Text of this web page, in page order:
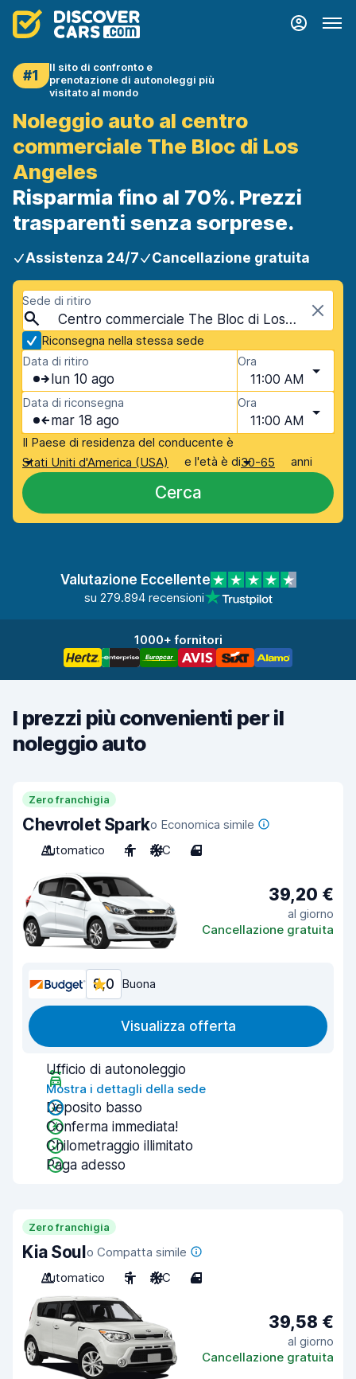
#1
Il sito di confronto e
prenotazione di autonoleggi più
visitato al mondo
Noleggio auto al centro
commerciale The Bloc di Los
Angeles
Risparmia fino al 70%. Prezzi
trasparenti senza sorprese.
Assistenza 24/7 Cancellazione gratuita
Sede di ritiro
Centro commerciale The Bloc di Los Angeles, Los Angeles, USA - California
Riconsegna nella stessa sede
Data di ritiro
lun 10 ago
Ora
11:00 AM
Data di riconsegna
mar 18 ago
Ora
11:00 AM
Il Paese di residenza del conducente è
Stati Uniti d'America (USA)
e l'età è di30-65 anni
Cerca
Valutazione Eccellente
su 279.894 recensioni
1000+ fornitori
I prezzi più convenienti per il
noleggio auto
Zero franchigia
Chevrolet Sparko Economica simile
Automatico
4 A/C 4
39,20 €
al giorno
Cancellazione gratuita
8,0 Buona
Visualizza offerta
Ufficio di autonoleggio
Mostra i dettagli della sede
Deposito basso
Conferma immediata!
Chilometraggio illimitato
Paga adesso
Zero franchigia
Kia Soulo Compatta simile
Automatico
5 A/C 4
39,58 €
al giorno
Cancellazione gratuita